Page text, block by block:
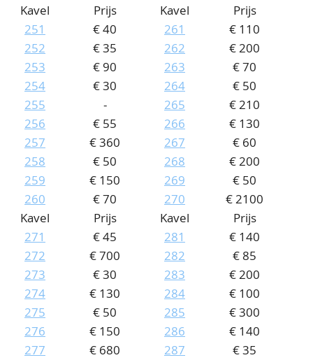
Kavel
Prijs
251
€ 40
252
€ 35
253
€ 90
254
€ 30
255
-
256
€ 55
257
€ 360
258
€ 50
259
€ 150
260
€ 70
Kavel
Prijs
261
€ 110
262
€ 200
263
€ 70
264
€ 50
265
€ 210
266
€ 130
267
€ 60
268
€ 200
269
€ 50
270
€ 2100
Kavel
Prijs
271
€ 45
272
€ 700
273
€ 30
274
€ 130
275
€ 50
276
€ 150
277
€ 680
Kavel
Prijs
281
€ 140
282
€ 85
283
€ 200
284
€ 100
285
€ 300
286
€ 140
287
€ 35